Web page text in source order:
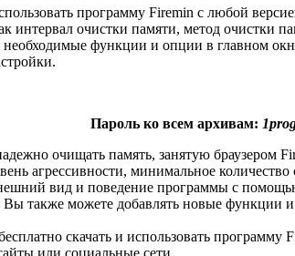
программу Firemin с любой
интервал очистки памяти, метод очистки
функции и опции в главном
Пароль ко всем архивам:
очищать память, занятую
агрессивности, минимальное
вид и поведение программы с
Вы также можете добавлять новые
скачать и использовать